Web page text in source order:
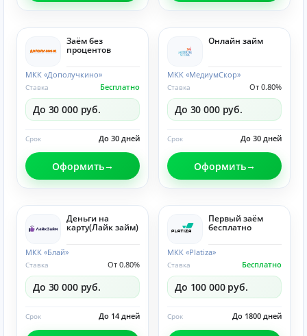
Заём без
процентов
МКК «Дополучкино»
Бесплатно
Ставка
До 30 000 руб.
До 30 дней
Срок
Оформить
Онлайн займ
МКК «МедиумСкор»
От 0.80%
Ставка
До 30 000 руб.
До 30 дней
Срок
Оформить
Деньги на
карту(Лайк займ)
МКК «Блай»
От 0.80%
Ставка
До 30 000 руб.
До 14 дней
Срок
Первый заём
бесплатно
МКК «Platiza»
Бесплатно
Ставка
До 100 000 руб.
До 1800 дней
Срок